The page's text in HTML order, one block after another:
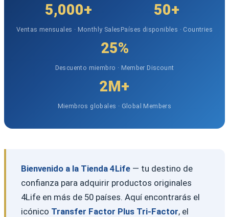
5,000+
Ventas mensuales · Monthly Sales
50+
Países disponibles · Countries
25%
Descuento miembro · Member Discount
2M+
Miembros globales · Global Members
Bienvenido a la Tienda 4Life— tu destino de
confianza para adquirir productos originales
4Life en más de 50 países. Aquí encontrarás el
icónico Transfer Factor Plus Tri-Factor, el